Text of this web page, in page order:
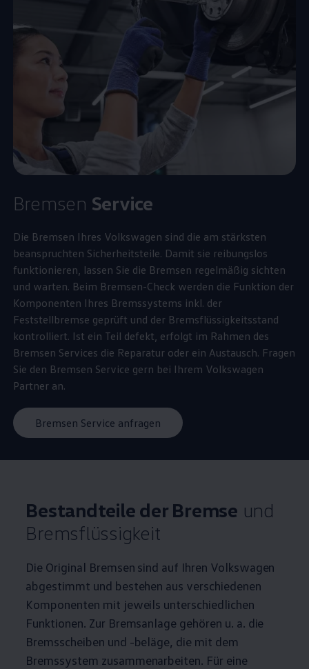
Bremsen Service
Die Bremsen Ihres Volkswagen sind die am stärksten
beanspruchten Sicherheitsteile. Damit sie reibungslos
funktionieren, lassen Sie die Bremsen regelmäßig sichten
und warten. Beim Bremsen-Check werden die Funktion der
Komponenten Ihres Bremssystems inkl. der
Feststellbremse geprüft und der Bremsflüssigkeitsstand
kontrolliert. Ist ein Teil defekt, erfolgt im Rahmen des
Bremsen Services die Reparatur oder ein Austausch. Fragen
Sie den Bremsen Service gern bei Ihrem Volkswagen
Partner an.
Bremsen Service anfragen
Bestandteile der Bremse und
Bremsflüssigkeit
Die Original Bremsen sind auf Ihren Volkswagen
abgestimmt und bestehen aus verschiedenen
Komponenten mit jeweils unterschiedlichen
Funktionen. Zur Bremsanlage gehören u. a. die
Bremsscheiben und -beläge, die mit dem
Bremssystem zusammenarbeiten. Für eine